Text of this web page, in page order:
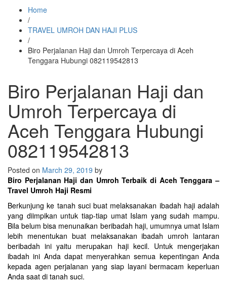
Home
/
TRAVEL UMROH DAN HAJI PLUS
/
Biro Perjalanan Haji dan Umroh Terpercaya di Aceh
Tenggara Hubungi 082119542813
Biro Perjalanan Haji dan
Umroh Terpercaya di
Aceh Tenggara Hubungi
082119542813
Posted on March 29, 2019 by
Biro Perjalanan Haji dan Umroh Terbaik di Aceh Tenggara –
Travel Umroh Haji Resmi
Berkunjung ke tanah suci buat melaksanakan ibadah haji adalah
yang diimpikan untuk tiap-tiap umat Islam yang sudah mampu.
Bila belum bisa menunaikan beribadah haji, umumnya umat Islam
lebih menentukan buat melaksanakan ibadah umroh lantaran
beribadah ini yaitu merupakan haji kecil. Untuk mengerjakan
ibadah ini Anda dapat menyerahkan semua kepentingan Anda
kepada agen perjalanan yang siap layani bermacam keperluan
Anda saat di tanah suci.